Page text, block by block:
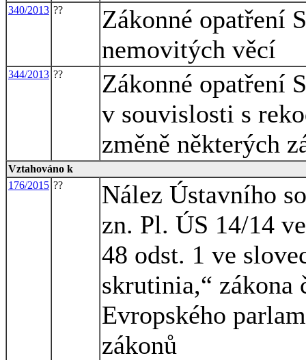
340/2013 ??
Zákonné opatření
nemovitých věcí
344/2013 ??
Zákonné opatření
v souvislosti s
změně některých
Vztahováno k
176/2015 ??
Nález Ústavního
zn. Pl. ÚS 14/14
48 odst. 1 ve
skrutinia,“ zákona
Evropského
zákonů